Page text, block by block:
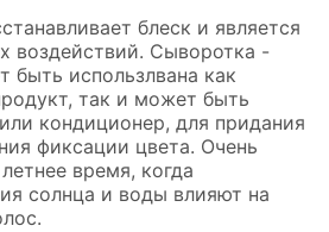
блеск и является
воздействий. Сыворотка -
использлвана как
так и может быть
кондиционер, для придания
фиксации цвета. Очень
время, когда
солнца и воды влияют на